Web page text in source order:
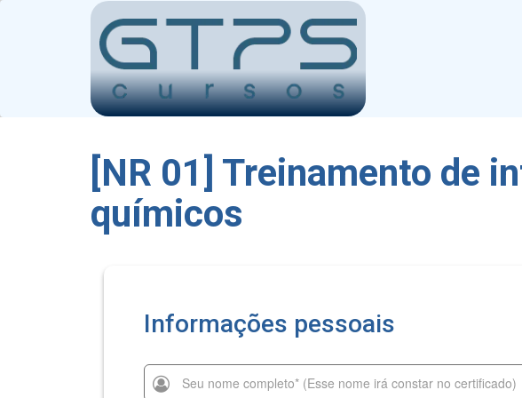
[NR 01] Treinamento de
químicos
Informações pessoais